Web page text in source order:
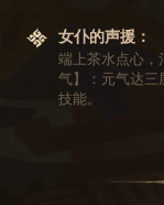
女仆的声援：
端上茶水点心，
气】：元气达三
技能。